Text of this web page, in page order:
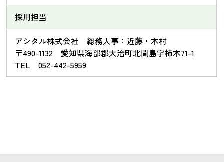
採用担当
アシタル株式会社 総務人事：近藤・木村
〒490-1132 愛知県海部郡大治町北間島字柿木71-1
TEL 052-442-5959